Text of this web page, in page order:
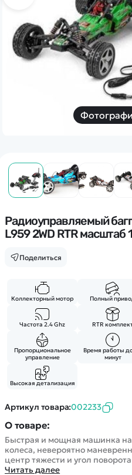
Радиоуправляемый
L959 2WD RTR масштаб
Поделиться
Коллекторный мотор Полный
Частота 2.4 Ghz RTR
Пропорциональное
управление
Время работы
минут
Высокая детализация
Артикул товара:002233
О товаре:
Быстрая и мощная машинка
колеса, невероятно
центр тяжести и угол
Читать далее
Дополнительный способ
WhatsApp/Мобильный
Есть вопрос? Можем
Заказать
Наши соцсети:
Каталог
Квадрокоптеры
Машинки
Катера
Роботы
Самолеты
Сборные модели
Детские электромобили
Спецтехника
Железные дороги
Запчасти для моделей
Информация
Оптовые продажи
Статьи про беспилотники
Обзор квадрокоптеров
Аренда Квадрокоптеров
Покупка в кредит
Покупателю
Контакты
Оплата и доставка
Помощь
Отследить заказ
Оплата на сайте